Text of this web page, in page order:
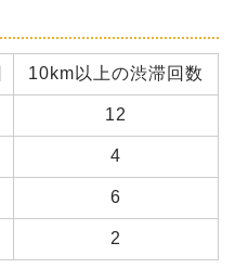
10km以上の渋滞回数
12
4
6
2